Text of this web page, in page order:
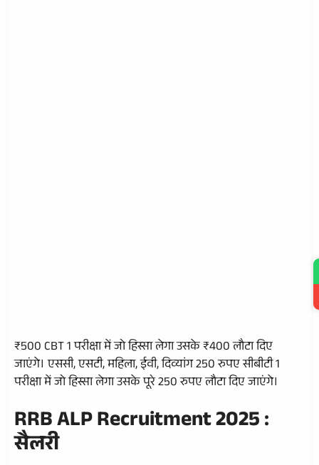
₹500 CBT 1 परीक्षा में जो हिस्सा लेगा उसके ₹400 लौटा दिए
जाएंगे। एससी, एसटी, महिला, ईवी, दिव्यांग 250 रुपए सीबीटी 1
परीक्षा में जो हिस्सा लेगा उसके पूरे 250 रुपए लौटा दिए जाएंगे।
RRB ALP Recruitment 2025 :
सैलरी